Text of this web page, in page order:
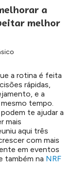
a
melhor
a rotina é feita
rápidas,
e a
tempo.
te ajudar a
mais
aqui três
com mais
em eventos
também na NRF